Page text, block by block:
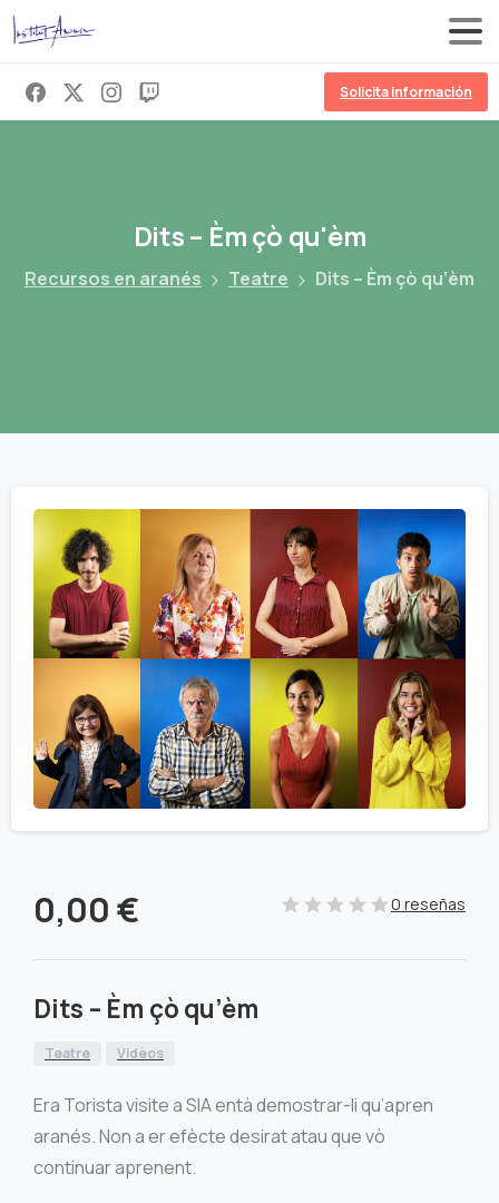
Solicita información
Dits– Èmçò qu'èm
Recursos en aranés Teatre Dits – Èm çò qu’èm
0,00€ 0 reseñas
Dits – Èm çò qu’èm
Teatre Vidèos
Era Torista visite a SIA entà demostrar-li qu’apren
aranés. Non a er efècte desirat atau que vò
continuar aprenent.